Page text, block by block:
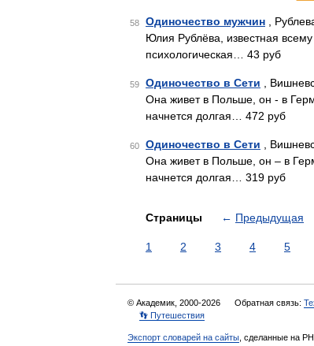
58 Одиночество мужчин ,
Юлия Рублёва, известная
психологическая… 43 руб
59 Одиночество в Сети ,
Она живет в Польше, он - в
начнется долгая… 472 руб
60 Одиночество в Сети ,
Она живет в Польше, он – в
начнется долгая… 319 руб
Страницы ← Предыдущая
1 2 3 4 5
© Академик, 2000-2026 Обратная связь:
👣 Путешествия
Экспорт словарей на сайты , сделанные на